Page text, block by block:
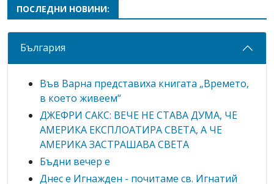
ПОСЛЕДНИ НОВИНИ:
България
Във Варна представиха книгата „Времето,
в което живеем“
ДЖЕФРИ САКС: ВЕЧЕ НЕ СТАВА ДУМА, ЧЕ
АМЕРИКА ЕКСПЛОАТИРА СВЕТА, А ЧЕ
АМЕРИКА ЗАСТРАШАВА СВЕТА
Бъдни вечер е
Днес е Игнажден - почитаме св. Игнатий